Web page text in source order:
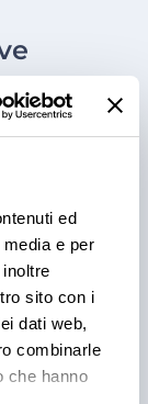
ed
e per
sito con i
dati web,
combinarle
che hanno
e